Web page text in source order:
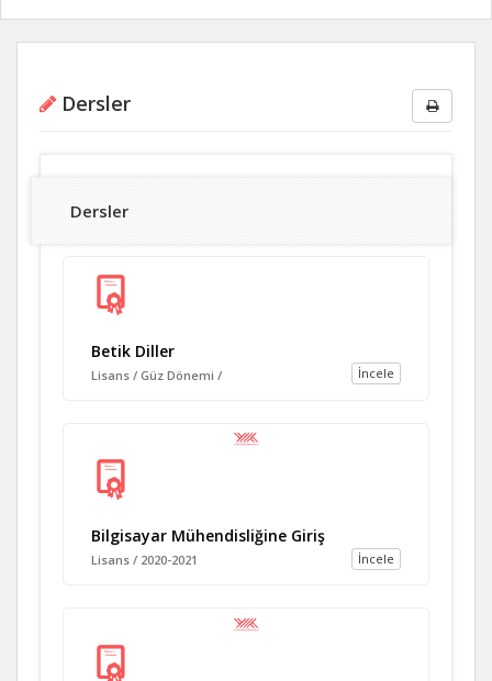
Dersler
Dersler
Betik Diller
İncele
Lisans / Güz Dönemi /
Bilgisayar Mühendisliğine Giriş
İncele
Lisans / 2020-2021